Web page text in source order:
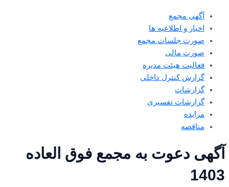
آگهی مجمع
اخبار و اطلاعیه ها
صورت جلسات مجمع
صورت مالی
فعالیت هیئت مدیره
گزارش کنترل داخلی
گزارشات
گزارشات تفسیری
مزایده
مناقصه
آگهی دعوت به مجمع فوق العاده
1403